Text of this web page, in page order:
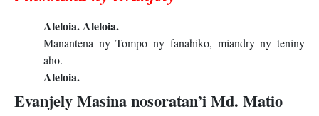
Aleloia. Aleloia.
Manantena ny Tompo ny fanahiko, miandry ny teniny
aho.
Aleloia.
Evanjely Masina nosoratan’i Md. Matio